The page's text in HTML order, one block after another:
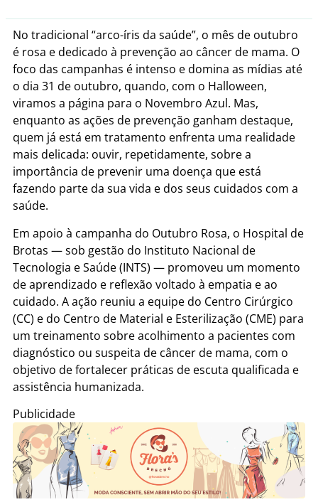
No tradicional “arco-íris da saúde”, o mês de outubro
é rosa e dedicado à prevenção ao câncer de mama. O
foco das campanhas é intenso e domina as mídias até
o dia 31 de outubro, quando, com o Halloween,
viramos a página para o Novembro Azul. Mas,
enquanto as ações de prevenção ganham destaque,
quem já está em tratamento enfrenta uma realidade
mais delicada: ouvir, repetidamente, sobre a
importância de prevenir uma doença que está
fazendo parte da sua vida e dos seus cuidados com a
saúde.
Em apoio à campanha do Outubro Rosa, o Hospital de
Brotas — sob gestão do Instituto Nacional de
Tecnologia e Saúde (INTS) — promoveu um momento
de aprendizado e reflexão voltado à empatia e ao
cuidado. A ação reuniu a equipe do Centro Cirúrgico
(CC) e do Centro de Material e Esterilização (CME) para
um treinamento sobre acolhimento a pacientes com
diagnóstico ou suspeita de câncer de mama, com o
objetivo de fortalecer práticas de escuta qualificada e
assistência humanizada.
Publicidade